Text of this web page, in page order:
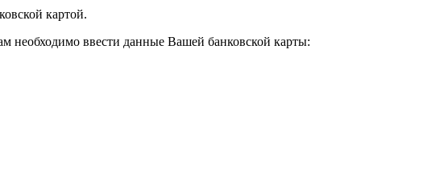
картой.
необходимо ввести данные Вашей банковской карты: